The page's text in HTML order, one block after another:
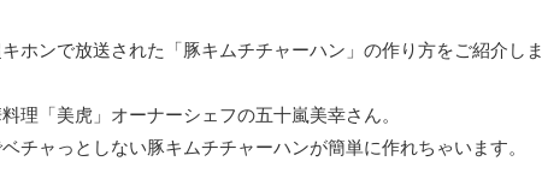
ホンで放送された「豚キムチチャーハン」の作り方をご紹介しま
理「美虎」オーナーシェフの五十嵐美幸さん。
チャっとしない豚キムチチャーハンが簡単に作れちゃいます。